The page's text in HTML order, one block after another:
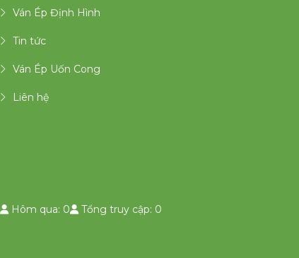
Ván Ép Định Hình
Tin tức
Ván Ép Uốn Cong
Liên hệ
Hôm qua: 0 Tổng truy cập: 0